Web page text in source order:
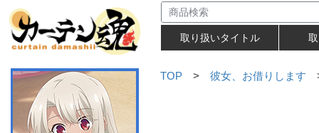
取り扱いタイトル
TOP > 彼女、お借りします